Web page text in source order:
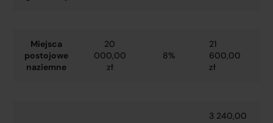
Miejsca
postojowe
naziemne
20
000,00
zł
8%
21
600,00
zł
3 240,00